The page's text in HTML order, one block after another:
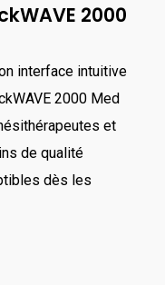
2000
interface intuitive
2000 Med
et
de qualité
dès les